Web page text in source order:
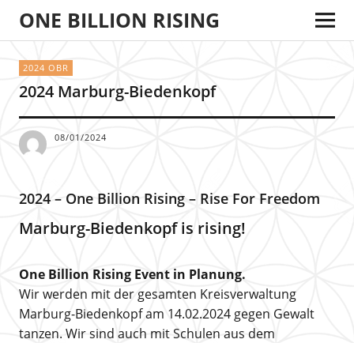
ONE BILLION RISING
2024 OBR
2024 Marburg-Biedenkopf
08/01/2024
2024 – One Billion Rising – Rise For Freedom
Marburg-Biedenkopf is rising!
One Billion Rising Event in Planung.
Wir werden mit der gesamten Kreisverwaltung
Marburg-Biedenkopf am 14.02.2024 gegen Gewalt
tanzen. Wir sind auch mit Schulen aus dem